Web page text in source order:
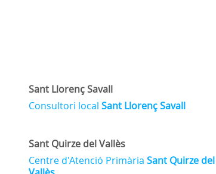
Sant Llorenç Savall
Consultori localSant Llorenç Savall
Sant Quirze del Vallès
Centre d'Atenció PrimàriaSant Quirze del